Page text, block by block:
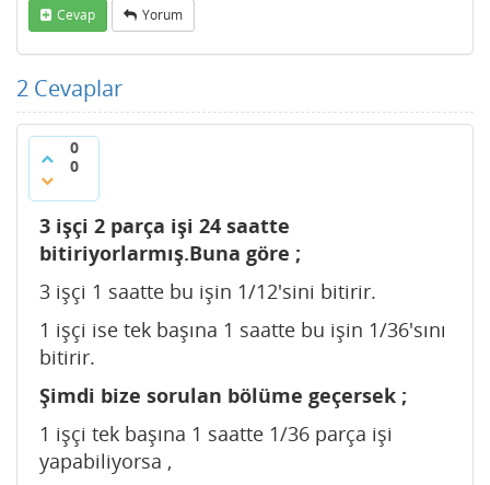
Cevap Yorum
2 Cevaplar
0
0
3 işçi 2 parça işi 24 saatte
bitiriyorlarmış.Buna göre ;
3 işçi 1 saatte bu işin 1/12'sini bitirir.
1 işçi ise tek başına 1 saatte bu işin 1/36'sını
bitirir.
Şimdi bize sorulan bölüme geçersek ;
1 işçi tek başına 1 saatte 1/36 parça işi
yapabiliyorsa ,